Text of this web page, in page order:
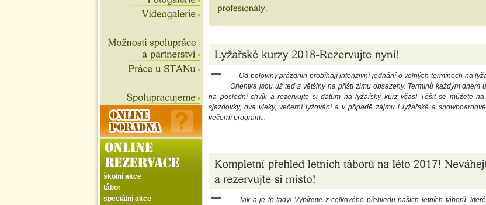
Od poloviny prázdnin probíhají intenzivní jednání o volných termínech na
Orientka jsou už teď z většiny na příští zimu obsazeny. Termínů každým dnem
na poslední chvíli a rezervujte si datum na lyžařský kurz včas! Těšit se můžete
sjezdovky, dva vleky, večerní lyžování a v případě zájmu i lyžařské a
večerní program...
Tak a je to tady! Vybírejte z celkového přehledu našich letních táborů,
školní akce
tábor
speciální akce